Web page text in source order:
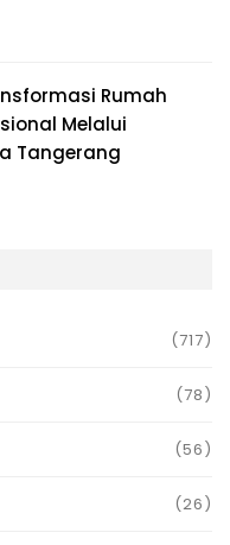
Rumah
Melalui
Tangerang
(717)
(78)
(56)
(26)